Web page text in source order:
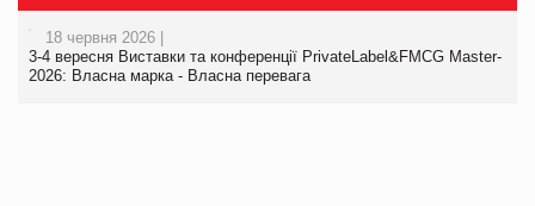
18 червня 2026 |
3-4 вересня Виставки та конференції PrivateLabel&FMCG Master-
2026: Власна марка - Власна перевага